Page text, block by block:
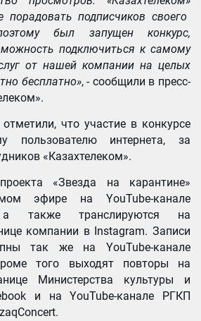
подписчиков своего
был запущен конкурс,
подключиться к самому
от нашей компании на целых
бесплатно», - сообщили в пресс-
что участие в конкурсе
пользователю интернета, за
«Казахтелеком».
«Звезда на карантине»
эфире на YouTube-канале
а также транслируются на
компании в Instagram. Записи
так же на YouTube-канале
того выходят повторы на
Министерства культуры и
и на YouTube-канале РГКП